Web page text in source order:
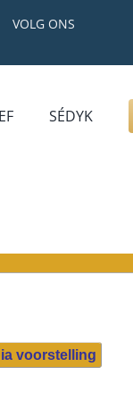
VOLG ONS
GRAFZERK
ALLLES
SÉDYK
voorstelling